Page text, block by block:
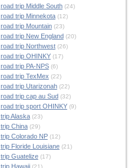
road trip Middle South(24)
road trip Minnekota(12)
road trip Mountain(23)
road trip New England (20)
road trip Northwest(26)
road trip OHINKY(17)
road trip PA-NPS(6)
road trip TexMex (22)
road trip Utarizonah(22)
road trip cap au Sud (32)
road trip sport OHINKY(9)
trip Alaska(23)
trip China(29)
trip Colorado NP(12)
trip Floride Louisiane(21)
trip Guatelize(17)
trip Hawaii(21)